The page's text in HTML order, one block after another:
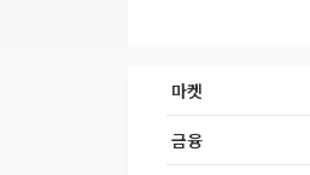
마켓
금융